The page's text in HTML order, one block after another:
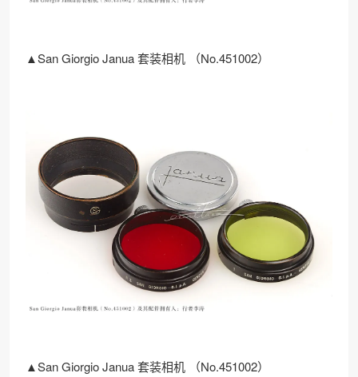
▲San Giorgio Janua 套装相机 （No.451002）
▲San Giorgio Janua 套装相机 （No.451002）